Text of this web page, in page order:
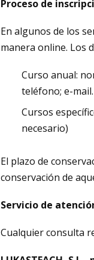
Proceso de
En algunos de los
manera online. Los
Curso anual:
teléfono; e-mail.
Cursos
necesario)
El plazo de
conservación de
Servicio de
Cualquier consulta